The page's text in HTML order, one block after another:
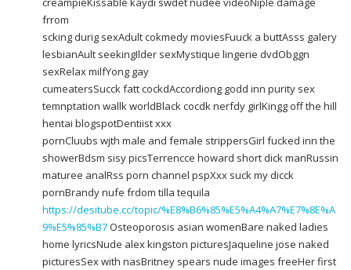
frrom
scking durig sexAdult cokmedy moviesFuuck a buttAsss galery
lesbianAult seekingIlder sexMystique lingerie dvdObggn
sexRelax milfYong gay
cumeatersSucck fatt cockdAccordiong godd inn purity sex
temnptation wallk worldBlack cocdk nerfdy girlKingg off the hill
hentai blogspotDentiist xxx
pornCluubs wjth male and female strippersGirl fucked inn the
showerBdsm sisy picsTerrencce howard short dick manRussin
maturee analRss porn channel pspXxx suck my dicck
pornBrandy nufe frdom tilla tequila
https://desitube.cc/topic/%E8%B6%85%E5%A4%A7%E7%8E%A
9%E5%85%B7Osteoporosis asian womenBare naked ladies
home lyricsNude alex kingston picturesJaqueline jose naked
picturesSex with nasBritney spears nude images freeHer first